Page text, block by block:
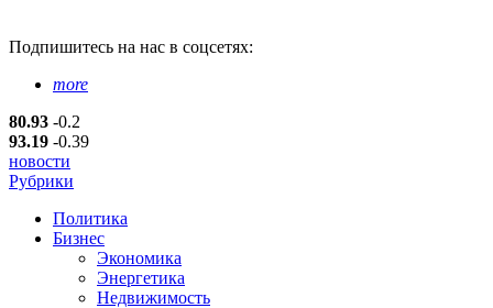
Подпишитесь на нас в соцсетях:
more
80.93 -0.2
93.19 -0.39
новости
Рубрики
Политика
Бизнес
Экономика
Энергетика
Недвижимость